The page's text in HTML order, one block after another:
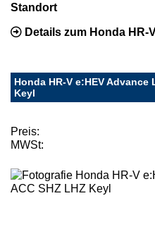
Standort
Details zum Honda HR-
Honda HR-V e:HEV Advance
Keyl
Preis:
MWSt: